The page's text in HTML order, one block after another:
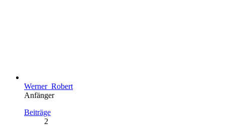
Werner_Robert
Anfänger
Beiträge
2